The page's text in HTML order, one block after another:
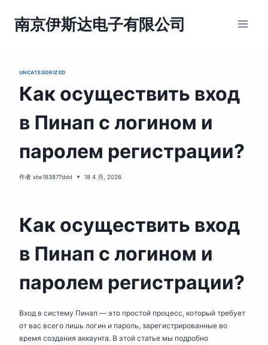
南京伊斯达电子有限公司
UNCATEGORIZED
Как осуществить вход
в Пинап с логином и
паролем регистрации?
作者 xtw183877ddd 18 4 月, 2026
Как осуществить вход
в Пинап с логином и
паролем регистрации?
Вход в систему Пинап — это простой процесс, который требует
от вас всего лишь логин и пароль, зарегистрированные во
время создания аккаунта. В этой статье мы подробно